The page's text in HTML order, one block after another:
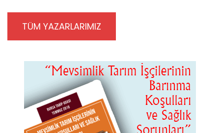
TÜM YAZARLARIMIZ